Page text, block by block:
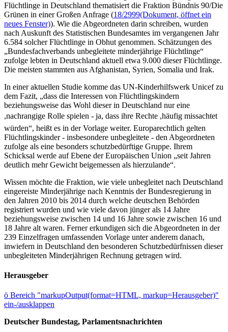
Flüchtlinge in Deutschland thematisiert die Fraktion Bündnis 90/Die
Grünen in einer Großen Anfrage (18/2999(Dokument, öffnet ein
neues Fenster)). Wie die Abgeordneten darin schreiben, wurden
nach Auskunft des Statistischen Bundesamtes im vergangenen Jahr
6.584 solcher Flüchtlinge in Obhut genommen. Schätzungen des
„Bundesfachverbands unbegleitete minderjährige Flüchtlinge“
zufolge lebten in Deutschland aktuell etwa 9.000 dieser Flüchtlinge.
Die meisten stammten aus Afghanistan, Syrien, Somalia und Irak.
In einer aktuellen Studie komme das UN-Kinderhilfswerk Unicef zu
dem Fazit, „dass die Interessen von Flüchtlingskindern
beziehungsweise das Wohl dieser in Deutschland nur eine
,nachrangige Rolle spielen - ja, dass ihre Rechte ,häufig missachtet
würden“, heißt es in der Vorlage weiter. Europarechtlich gelten
Flüchtlingskinder - insbesondere unbegleitete - den Abgeordneten
zufolge als eine besonders schutzbedürftige Gruppe. Ihrem
Schicksal werde auf Ebene der Europäischen Union „seit Jahren
deutlich mehr Gewicht beigemessen als hierzulande“.
Wissen möchte die Fraktion, wie viele unbegleitet nach Deutschland
eingereiste Minderjährige nach Kenntnis der Bundesregierung in
den Jahren 2010 bis 2014 durch welche deutschen Behörden
registriert wurden und wie viele davon jünger als 14 Jahre
beziehungsweise zwischen 14 und 16 Jahre sowie zwischen 16 und
18 Jahre alt waren. Ferner erkundigen sich die Abgeordneten in der
239 Einzelfragen umfassenden Vorlage unter anderem danach,
inwiefern in Deutschland den besonderen Schutzbedürfnissen dieser
unbegleiteten Minderjährigen Rechnung getragen wird.
Herausgeber
ö Bereich "markupOutput(format=HTML, markup=Herausgeber)"
ein-/ausklappen
Deutscher Bundestag, Parlamentsnachrichten